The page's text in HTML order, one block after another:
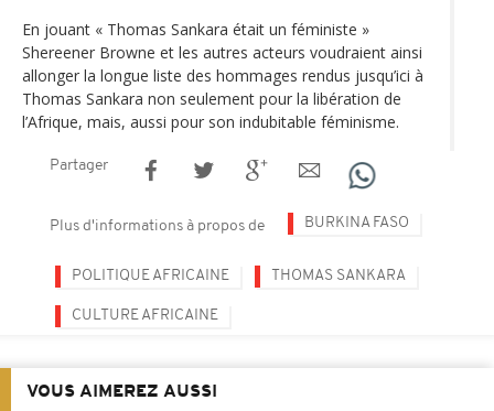
En jouant « Thomas Sankara était un féministe »
Shereener Browne et les autres acteurs voudraient ainsi
allonger la longue liste des hommages rendus jusqu’ici à
Thomas Sankara non seulement pour la libération de
l’Afrique, mais, aussi pour son indubitable féminisme.
Partager
Plus d'informations à propos de BURKINA FASO
POLITIQUE AFRICAINE THOMAS SANKARA
CULTURE AFRICAINE
VOUS AIMEREZ AUSSI